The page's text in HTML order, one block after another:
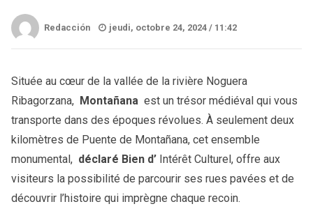
Redacción jeudi, octobre 24, 2024 / 11:42
Située au cœur de la vallée de la rivière Noguera
Ribagorzana, Montañana est un trésor médiéval qui vous
transporte dans des époques révolues. À seulement deux
kilomètres de Puente de Montañana, cet ensemble
monumental, déclaré Bien d’ Intérêt Culturel, offre aux
visiteurs la possibilité de parcourir ses rues pavées et de
découvrir l’histoire qui imprègne chaque recoin.